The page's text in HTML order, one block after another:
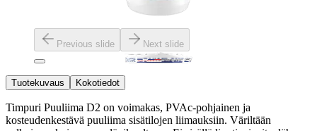
Previous slide Next slide
Tuotekuvaus Kokotiedot
Timpuri Puuliima D2 on voimakas, PVAc-pohjainen ja
kosteudenkestävä puuliima sisätilojen liimauksiin. Väriltään